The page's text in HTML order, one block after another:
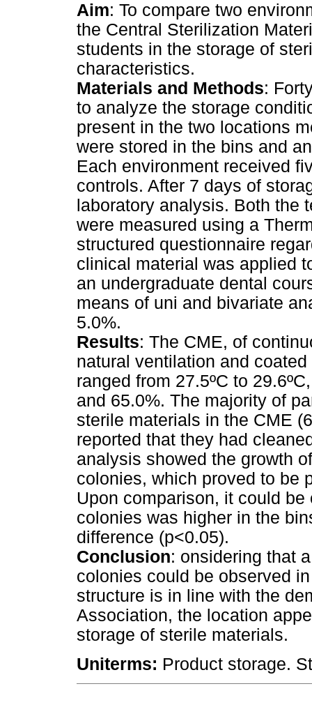
Aim: To compare two
the Central Sterilization
students in the storage of
characteristics.
Materials and Methods:
to analyze the storage
present in the two locations
were stored in the bins and
Each environment received
controls. After 7 days of
laboratory analysis. Both the
were measured using a
structured questionnaire
clinical material was applied
an undergraduate dental
means of uni and bivariate
5.0%.
Results: The CME, of
natural ventilation and
ranged from 27.5ºC to
and 65.0%. The majority of
sterile materials in the CME
reported that they had
analysis showed the growth
colonies, which proved to be
Upon comparison, it could
colonies was higher in the
difference (p<0.05).
Conclusion: onsidering that
colonies could be observed
structure is in line with the
Association, the location
storage of sterile materials.
Uniterms: Product storage.